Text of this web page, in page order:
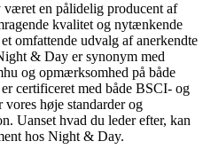
en pålidelig producent af
kvalitet og nytænkende
omfattende udvalg af anerkendte
& Day er synonym med
og opmærksomhed på både
certificeret med både BSCI- og
høje standarder og
Uanset hvad du leder efter, kan
hos Night & Day.